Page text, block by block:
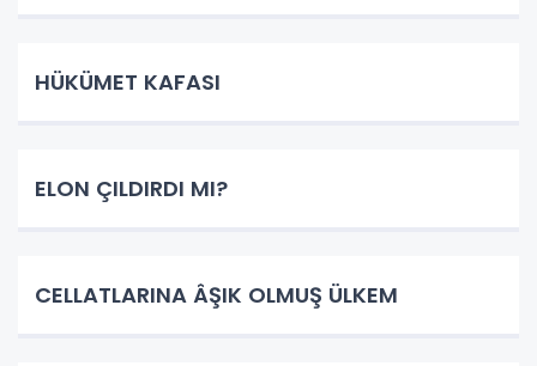
HÜKÜMET KAFASI
ELON ÇILDIRDI MI?
CELLATLARINA ÂŞIK OLMUŞ ÜLKEM